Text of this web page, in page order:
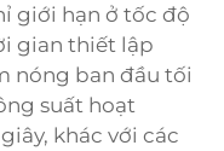
giới hạn ở tốc độ
gian thiết lập
nóng ban đầu tối
suất hoạt
khác với các